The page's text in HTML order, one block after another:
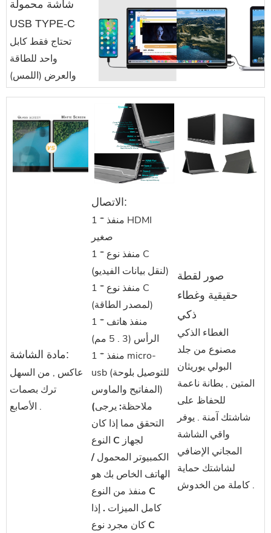
شاشة محمولة
USB TYPE-C
تحتاج فقط كابل
واحد للطاقة
والعرض (اللمس)
مادة الشاشة:
عاكس , من السهل
ترك بصمات
الأصابع .
الاتصال:
1 * منفذ HDMI
صغير
1 * منفذ نوع C
(لنقل بيانات الفيديو)
1 * منفذ نوع C
(لمصدر الطاقة)
1 * منفذ هاتف
الرأس (3 . 5 مم)
1 * منفذ micro-
usb (للتوصيل بلوحة
المفاتيح والماوس)
(ملاحظة: يرجى
التحقق مما إذا كان
النوع C لجهاز
الكمبيوتر المحمول /
الهاتف الخاص بك هو
منفذ من النوع C
كامل الميزات . إذا
كان مجرد نوع C
صور لقطة
حقيقية وغطاء
ذكي
الغطاء الذكي
مصنوع من جلد
البولي يوريثان
المتين , بطانة ناعمة
للحفاظ على
شاشتك آمنة . يوفر
واقي الشاشة
المجاني الإضافي
لشاشتك حماية
كاملة من الخدوش .